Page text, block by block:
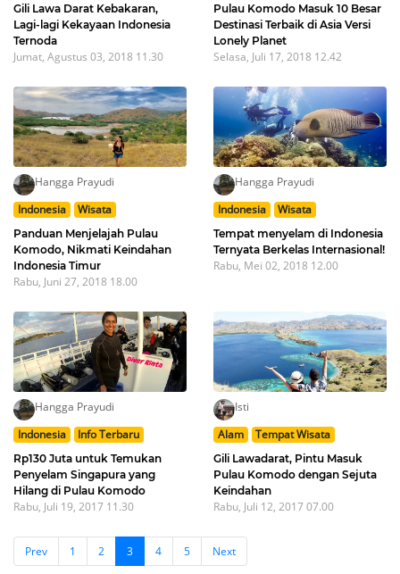
Gili Lawa Darat Kebakaran,
Lagi-lagi Kekayaan Indonesia
Ternoda
Jumat, Agustus 03, 2018 11.30
Pulau Komodo Masuk 10 Besar
Destinasi Terbaik di Asia Versi
Lonely Planet
Selasa, Juli 17, 2018 12.42
Hangga Prayudi
Indonesia
Wisata
Panduan Menjelajah Pulau
Komodo, Nikmati Keindahan
Indonesia Timur
Rabu, Juni 27, 2018 18.00
Hangga Prayudi
Indonesia
Wisata
Tempat menyelam di Indonesia
Ternyata Berkelas Internasional!
Rabu, Mei 02, 2018 12.00
Hangga Prayudi
Indonesia
Info Terbaru
Rp130 Juta untuk Temukan
Penyelam Singapura yang
Hilang di Pulau Komodo
Rabu, Juli 19, 2017 11.30
Isti
Alam
Tempat Wisata
Gili Lawadarat, Pintu Masuk
Pulau Komodo dengan Sejuta
Keindahan
Rabu, Juli 12, 2017 07.00
Prev 1 2 3 4 5 Next